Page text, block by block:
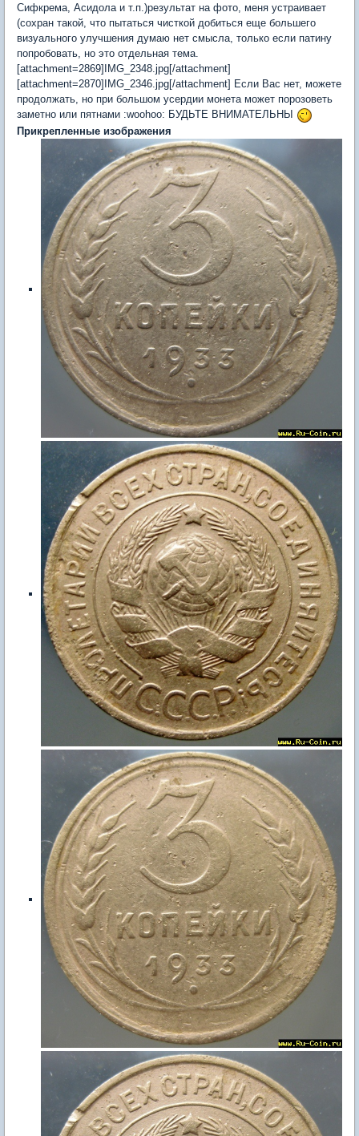
Сифкрема, Асидола и т.п.)результат на фото, меня устраивает
(сохран такой, что пытаться чисткой добиться еще большего
визуального улучшения думаю нет смысла, только если патину
попробовать, но это отдельная тема.
[attachment=2869]IMG_2348.jpg[/attachment]
[attachment=2870]IMG_2346.jpg[/attachment] Если Вас нет, можете
продолжать, но при большом усердии монета может порозоветь
заметно или пятнами :woohoo: БУДЬТЕ ВНИМАТЕЛЬНЫ
Прикрепленные изображения